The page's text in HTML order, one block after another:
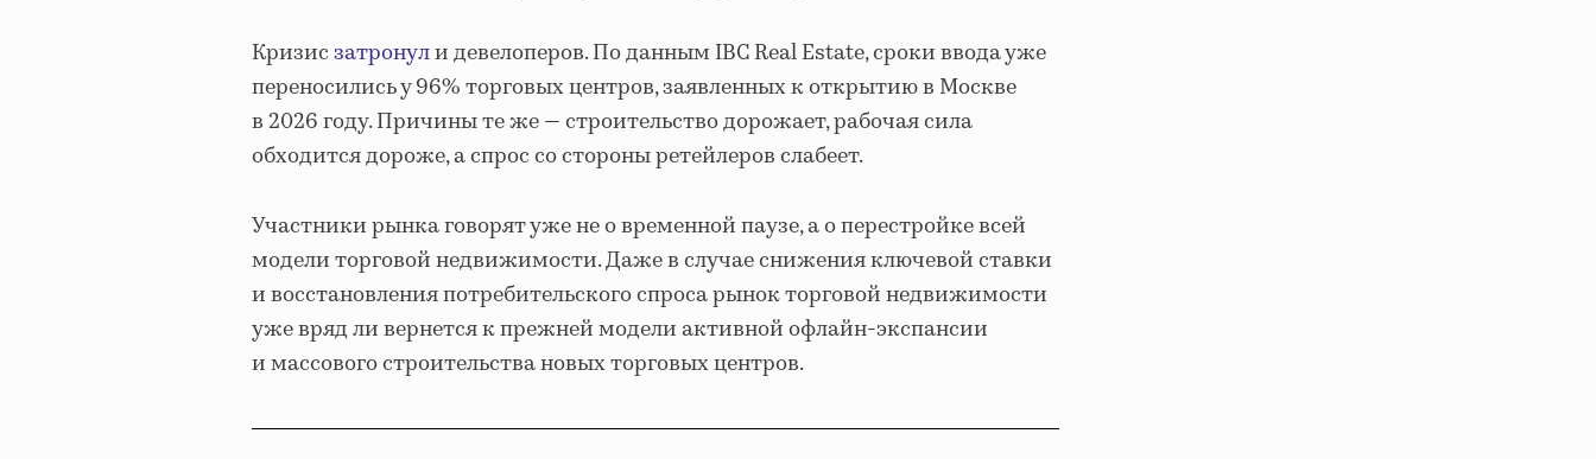
Кризисзатронули девелоперов. По данным IBC Real Estate, сроки ввода уже
переносились у 96% торговых центров, заявленных к открытию в Москве
в 2026 году. Причины те же — строительство дорожает, рабочая сила
обходится дороже, а спрос со стороны ретейлеров слабеет.
Участники рынка говорят уже не о временной паузе, а о перестройке всей
модели торговой недвижимости. Даже в случае снижения ключевой ставки
и восстановления потребительского спроса рынок торговой недвижимости
уже вряд ли вернется к прежней модели активной офлайн-экспансии
и массового строительства новых торговых центров.